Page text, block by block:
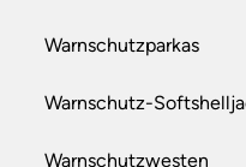
Warnschutzparkas
Warnschutz-
Warnschutzwesten